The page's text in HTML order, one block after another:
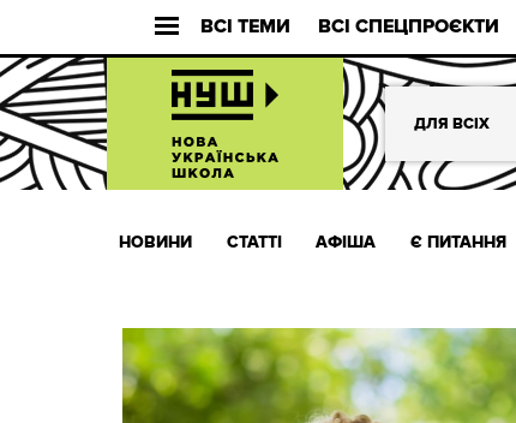
ВСІ ТЕМИ ВСІ СПЕЦПРОЄКТИ
ДЛЯ ВСІХ
НОВИНИ СТАТТІ АФІША Є ПИТАННЯ